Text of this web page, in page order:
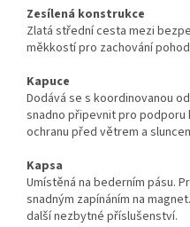
Zesílená konstrukce
Zlatá střední cesta mezi
měkkostí pro zachování
Kapuce
Dodává se s koordinovanou
snadno připevnit pro podporu
ochranu před větrem a
Kapsa
Umístěná na bederním pásu.
snadným zapínáním na
další nezbytné příslušenství.